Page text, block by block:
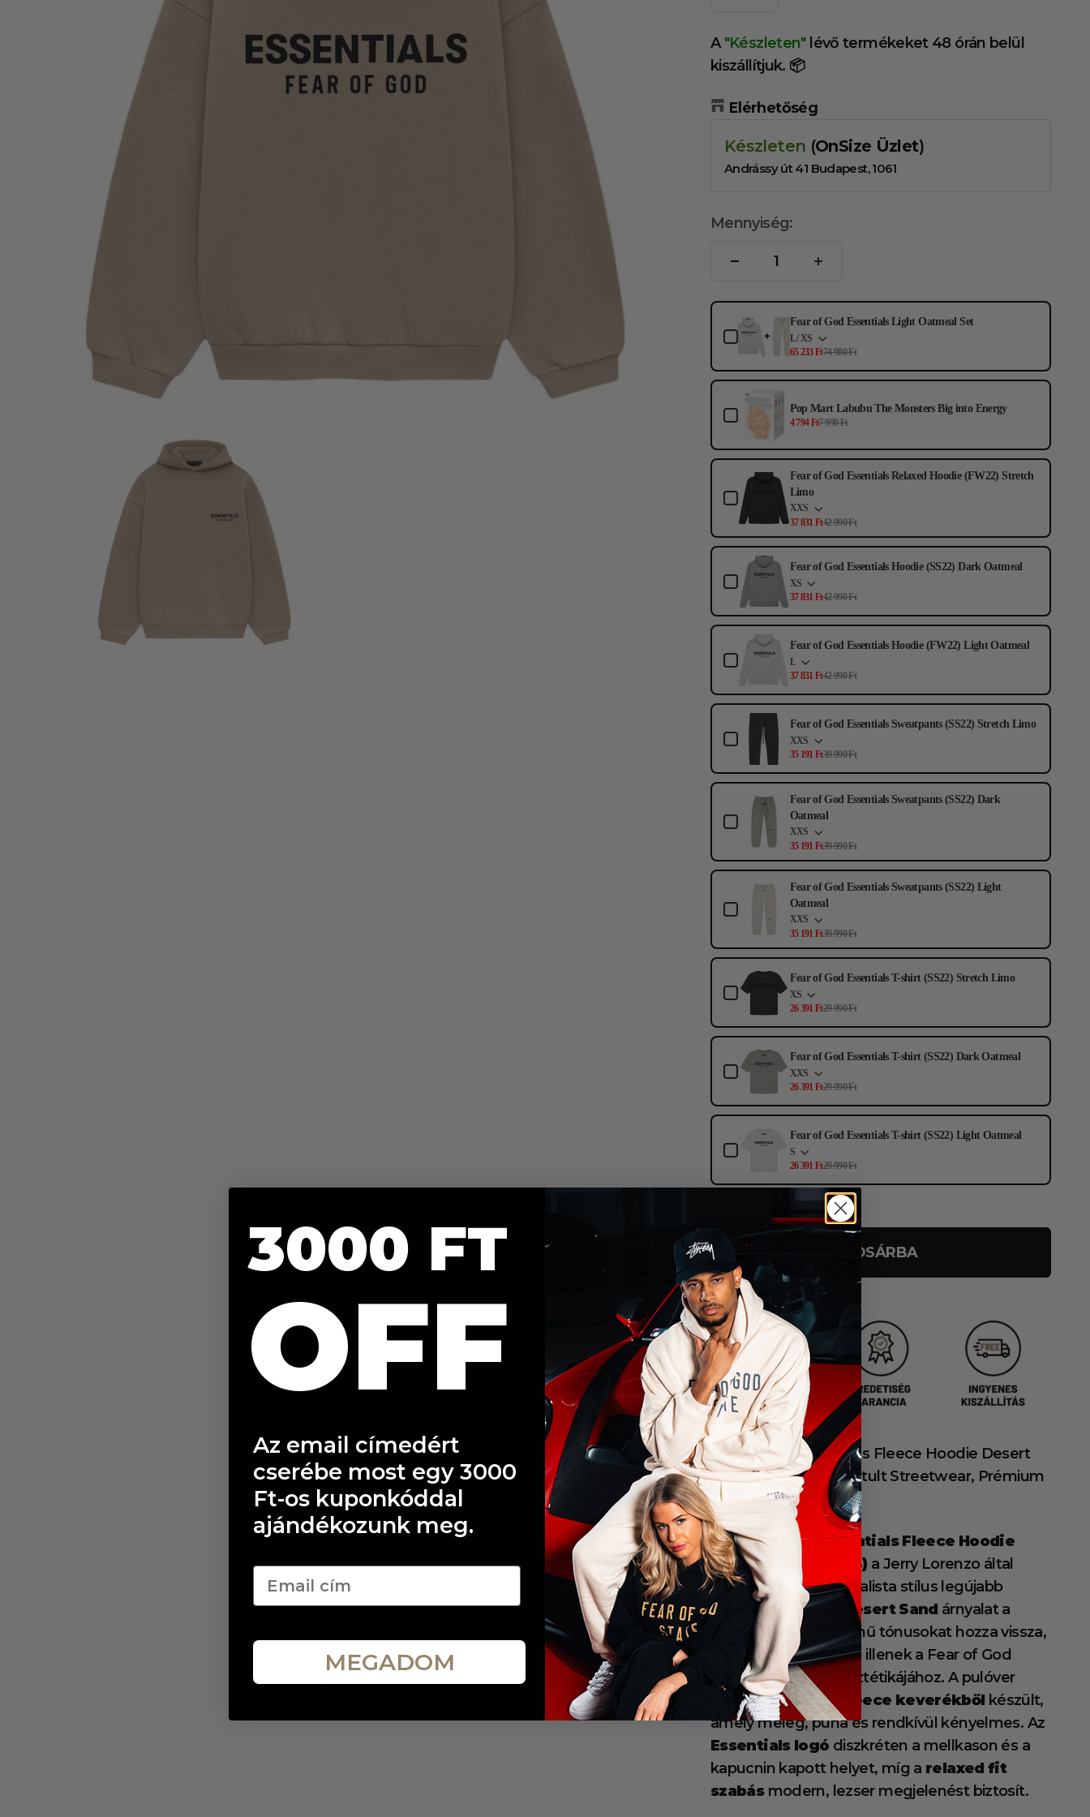
A"Készleten"lévő termékeket 48 órán belül
kiszállítjuk. 📦
Elérhetőség
Készleten (OnSize Üzlet)
Andrássy út 41 Budapest, 1061
Mennyiség:
Use the Previous and Next buttons to navigate through product
Fear of God Essentials Light Oatmeal Set
L / XS
65 233 Ft74 980 Ft
Pop Mart Labubu The Monsters Big into Energy
4 794 Ft7 990 Ft
Fear of God Essentials Relaxed Hoodie (FW22) Stretch
Limo
XXS
37 831 Ft42 990 Ft
Fear of God Essentials Hoodie (SS22) Dark Oatmeal
XS
37 831 Ft42 990 Ft
Fear of God Essentials Hoodie (FW22) Light Oatmeal
L
37 831 Ft42 990 Ft
Fear of God Essentials Sweatpants (SS22) Stretch Limo
XXS
35 191 Ft39 990 Ft
Fear of God Essentials Sweatpants (SS22) Dark
Oatmeal
XXS
35 191 Ft39 990 Ft
Fear of God Essentials Sweatpants (SS22) Light
Oatmeal
XXS
35 191 Ft39 990 Ft
Fear of God Essentials T-shirt (SS22) Stretch Limo
XS
26 391 Ft29 990 Ft
Fear of God Essentials T-shirt (SS22) Dark Oatmeal
XXS
26 391 Ft29 990 Ft
Fear of God Essentials T-shirt (SS22) Light Oatmeal
S
26 391 Ft29 990 Ft
KOSÁRBA
Fear of God Essentials Fleece Hoodie Desert
Sand (FW24) – Letisztult Streetwear, Prémium
Komfort
AFear of God Essentials Fleece Hoodie
Desert Sand (FW24) a Jerry Lorenzo által
megálmodott minimalista stílus legújabb
megtestesítője. A
Desert Sand árnyalat a
természetes, földszínű tónusokat hozza vissza,
amelyek tökéletesen illenek a Fear of God
Essentials időtlen esztétikájához. A pulóver
prémium pamut–fleece keverékből készült,
amely meleg, puha és rendkívül kényelmes. Az
Essentials logó diszkréten a mellkason és a
kapucnin kapott helyet, míg a relaxed fit
szabásmodern, lezser megjelenést biztosít.
3000 FT
OFF
Az email címedért
cserébe most egy 3000
Ft-os kuponkóddal
ajándékozunk meg.
Email
MEGADOM